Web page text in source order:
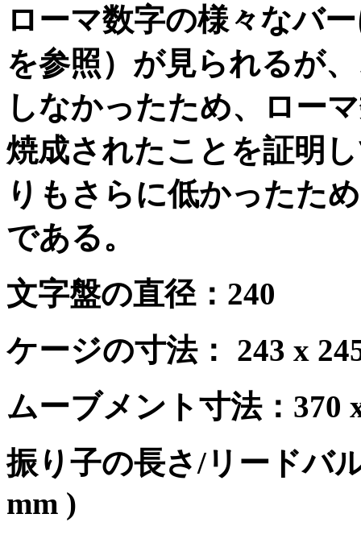
ローマ数字の様々なバ
を参照）が見られるが
しなかったため、ロー
焼成されたことを証明
りもさらに低かったた
である。
文字盤の直径： 240
ケージの寸法：
243 x
ムーブメント寸法： 370
振り子の長さ/ リードバ
mm )